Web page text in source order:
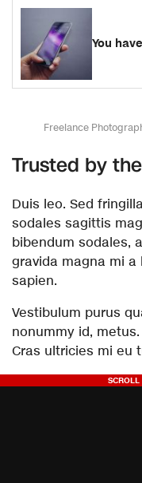
You
Freelance
Trusted by
Duis leo. Sed
sodales sagittis
bibendum sodales,
gravida magna mi
sapien.
Vestibulum purus
nonummy id,
Cras ultricies mi eu